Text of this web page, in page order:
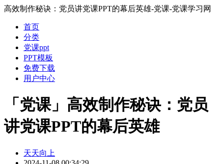
高效制作秘诀：党员讲党课PPT的幕后英雄-党课-党课学习网
首页
分类
党课ppt
PPT模板
免费下载
用户中心
「党课」高效制作秘诀：党员
讲党课PPT的幕后英雄
天天向上